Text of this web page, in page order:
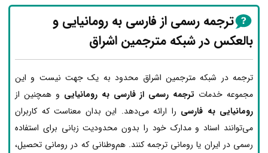
ترجمه رسمی از فارسی به رومانیایی و
بالعکس در شبکه مترجمین اشراق
ترجمه در شبکه مترجمین اشراق محدود به یک جهت نیست و این
مجموعه خدمات ترجمه رسمی از فارسی به رومانیایی و همچنین از
رومانیایی به فارسی را ارائه می‌دهد. این بدان معناست که کاربران
می‌توانند اسناد و مدارک خود را بدون محدودیت زبانی برای استفاده
رسمی در ایران یا رومانی ترجمه کنند. هم‌وطنانی که در رومانی تحصیل،